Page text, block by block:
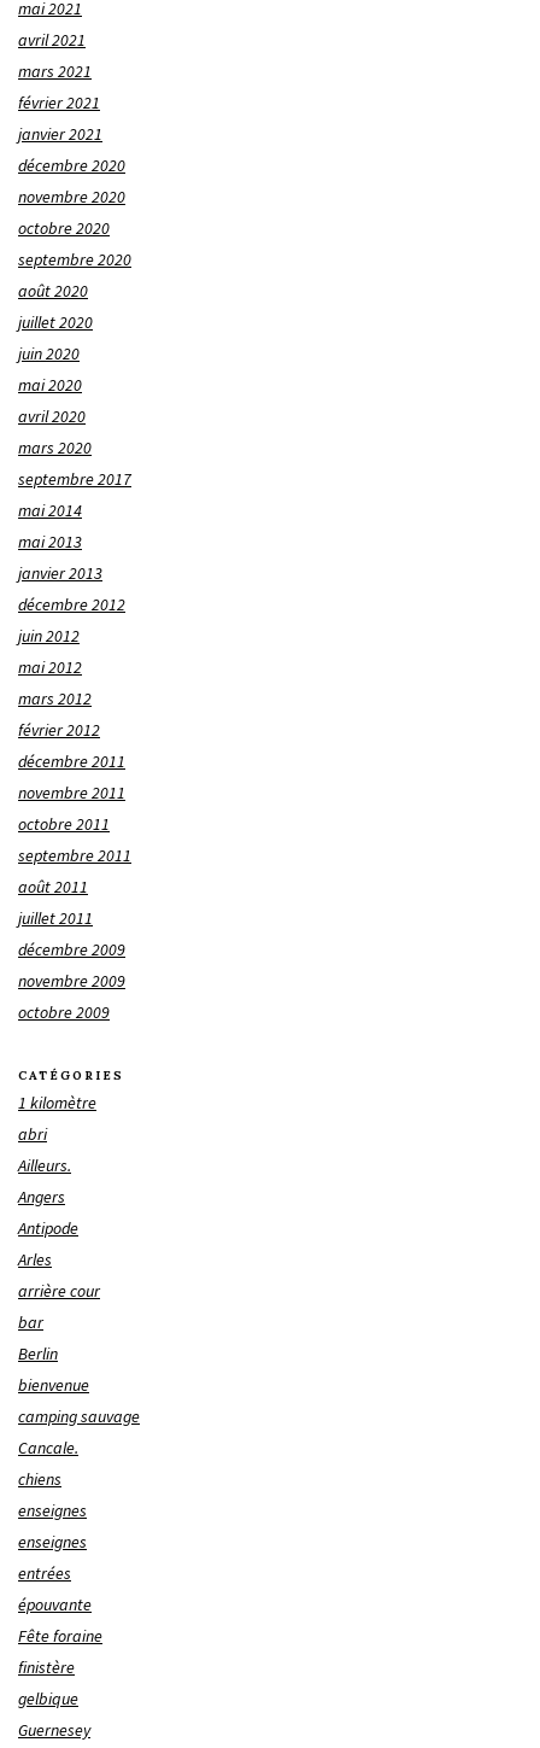
mai 2021
avril 2021
mars 2021
février 2021
janvier 2021
décembre 2020
novembre 2020
octobre 2020
septembre 2020
août 2020
juillet 2020
juin 2020
mai 2020
avril 2020
mars 2020
septembre 2017
mai 2014
mai 2013
janvier 2013
décembre 2012
juin 2012
mai 2012
mars 2012
février 2012
décembre 2011
novembre 2011
octobre 2011
septembre 2011
août 2011
juillet 2011
décembre 2009
novembre 2009
octobre 2009
CATÉGORIES
1 kilomètre
abri
Ailleurs.
Angers
Antipode
Arles
arrière cour
bar
Berlin
bienvenue
camping sauvage
Cancale.
chiens
enseignes
enseignes
entrées
épouvante
Fête foraine
finistère
gelbique
Guernesey